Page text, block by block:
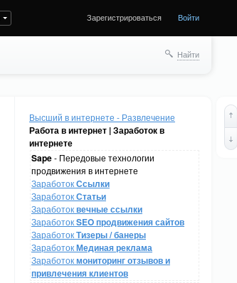
Зарегистрироваться Войти
Найти
Высший в интернете - Развлечение
Работа в интернет | Заработок в
интернете
Sape- Передовые технологии
продвижения в интернете
ЗаработокСсылки
ЗаработокСтатьи
Заработоквечные ссылки
ЗаработокSEO продвижения сайтов
ЗаработокТизеры / банеры
ЗаработокМединая реклама
Заработокмониторинг отзывов и
привлечения клиентов